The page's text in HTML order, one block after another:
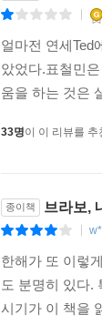
얼마전 연세Ted
았었다.표철민
움을 하는 것은
33명이 이 리뷰를 추
종이책 브라보,
한해가 또 이렇
도 분명히 있다.
시기가 이 책을